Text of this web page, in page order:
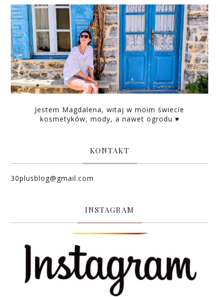
Jestem Magdalena, witaj w moim świecie
kosmetyków, mody, a nawet ogrodu ♥
KONTAKT
30plusblog@gmail.com
INSTAGRAM